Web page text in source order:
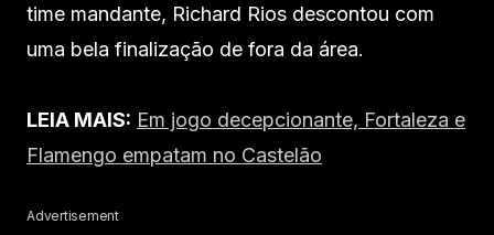
time mandante, Richard Rios descontou com
uma bela finalização de fora da área.
LEIA MAIS: Em jogo decepcionante, Fortaleza e
Flamengo empatam no Castelão
Advertisement